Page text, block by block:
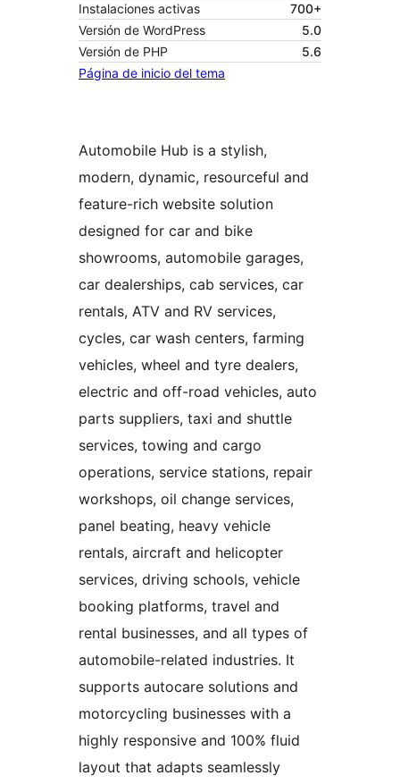
Instalaciones activas
700+
Versión de WordPress
5.0
Versión de PHP
5.6
Página de inicio del tema
Automobile Hub is a stylish,
modern, dynamic, resourceful and
feature-rich website solution
designed for car and bike
showrooms, automobile garages,
car dealerships, cab services, car
rentals, ATV and RV services,
cycles, car wash centers, farming
vehicles, wheel and tyre dealers,
electric and off-road vehicles, auto
parts suppliers, taxi and shuttle
services, towing and cargo
operations, service stations, repair
workshops, oil change services,
panel beating, heavy vehicle
rentals, aircraft and helicopter
services, driving schools, vehicle
booking platforms, travel and
rental businesses, and all types of
automobile-related industries. It
supports autocare solutions and
motorcycling businesses with a
highly responsive and 100% fluid
layout that adapts seamlessly